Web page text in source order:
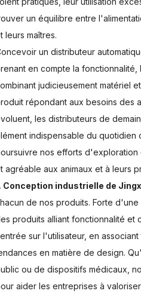
un équilibre entre
leurs maîtres.
un distributeur
en compte la
judicieusement matériel
répondant aux besoins des
les distributeurs de
indispensable du quotidien
nos efforts
agréable aux animaux et à leurs
Conception industrielle de
de nos produits. Forte
produits alliant fonctionnalité et
sur l'utilisateur, en
en matière de design.
ou de dispositifs médicaux,
aider les entreprises à